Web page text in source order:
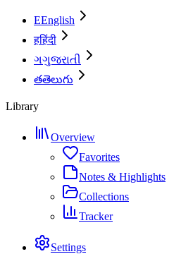
EEnglish
हहिंदी
ગગુજરાતી
తతెలుగు
Library
Overview
Favorites
Notes & Highlights
Collections
Tracker
Settings